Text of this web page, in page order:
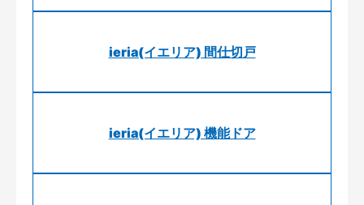
ieria(イエリア) 間仕切戸
ieria(イエリア) 機能ドア